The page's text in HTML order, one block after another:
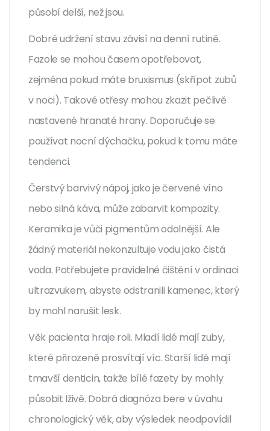
působí delší, než jsou.
Dobré udržení stavu závisí na denní rutině.
Fazole se mohou časem opotřebovat,
zejména pokud máte bruxismus (skřípot zubů
v noci). Takové otřesy mohou zkazit pečlivě
nastavené hranaté hrany. Doporučuje se
používat nocní dýchačku, pokud k tomu máte
tendenci.
Čerstvý barvivý nápoj, jako je červené víno
nebo silná káva, může zabarvit kompozity.
Keramika je vůči pigmentům odolnější. Ale
žádný materiál nekonzultuje vodu jako čistá
voda. Potřebujete pravidelné čištění v ordinaci
ultrazvukem, abyste odstranili kamenec, který
by mohl narušit lesk.
Věk pacienta hraje roli. Mladí lidé mají zuby,
které přirozeně prosvítají víc. Starší lidé mají
tmavší denticin, takže bílé fazety by mohly
působit lživě. Dobrá diagnóza bere v úvahu
chronologický věk, aby výsledek neodpovídil